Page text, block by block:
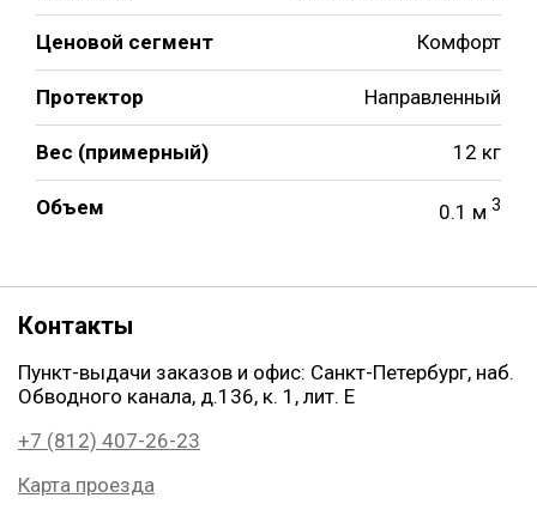
Ценовой сегмент Комфорт
Протектор Направленный
Вес (примерный) 12 кг
Объем 0.1 м 3
Контакты
Пункт-выдачи заказов и офис: Санкт-Петербург, наб.
Обводного канала, д.136, к. 1, лит. Е
+7 (812) 407-26-23
Карта проезда